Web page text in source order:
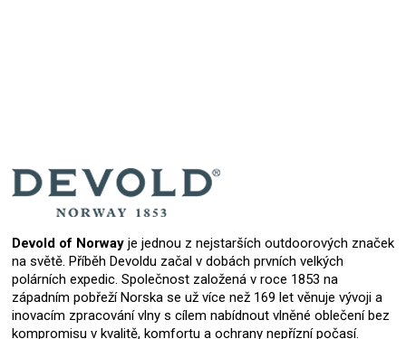
Devold of Norway je jednou z nejstarších outdoorových značek
na světě. Příběh Devoldu začal v dobách prvních velkých
polárních expedic. Společnost založená v roce 1853 na
západním pobřeží Norska se už více než 169 let věnuje vývoji a
inovacím zpracování vlny s cílem nabídnout vlněné oblečení bez
kompromisu v kvalitě, komfortu a ochrany nepřízní počasí.